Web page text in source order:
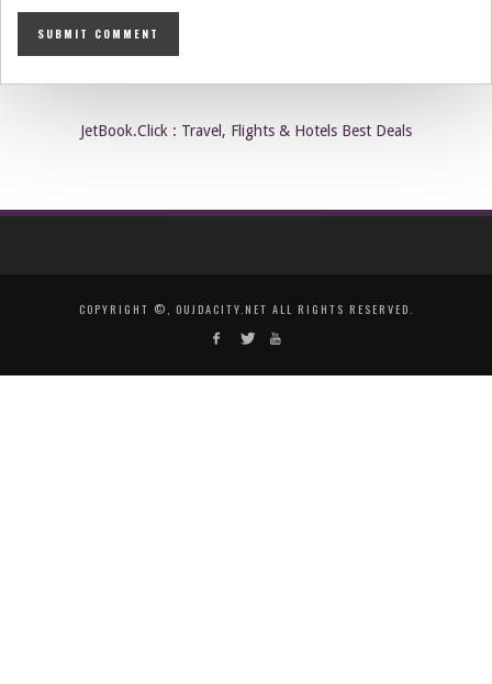
JetBook.Click : Travel, Flights & Hotels Best Deals
COPYRIGHT ©, OUJDACITY.NET ALL RIGHTS RESERVED.